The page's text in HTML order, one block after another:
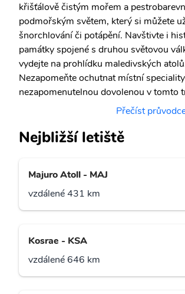
křišťálově čistým mořem a
podmořským světem, který si můžete
šnorchlování či potápění. Navštivte i
památky spojené s druhou světovou
vydejte na prohlídku maledivských
Nezapomeňte ochutnat místní
nezapomenutelnou dovolenou v tomto
Přečíst
Nejbližší letiště
Majuro Atoll - MAJ
vzdálené 431 km
Kosrae - KSA
vzdálené 646 km